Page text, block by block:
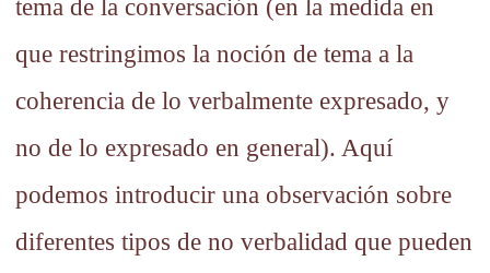
tema de la conversación (en la medida en
que restringimos la noción de tema a la
coherencia de lo verbalmente expresado, y
no de lo expresado en general). Aquí
podemos introducir una observación sobre
diferentes tipos de no verbalidad que pueden